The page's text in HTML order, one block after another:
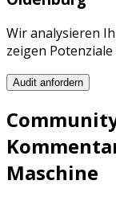
Wir analysieren
zeigen Potenziale
Audit anfordern
Maschine